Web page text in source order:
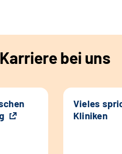
bei uns
Vieles
Kliniken